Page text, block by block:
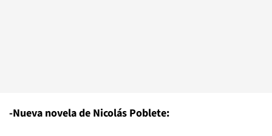
-Nueva novela de Nicolás Poblete: